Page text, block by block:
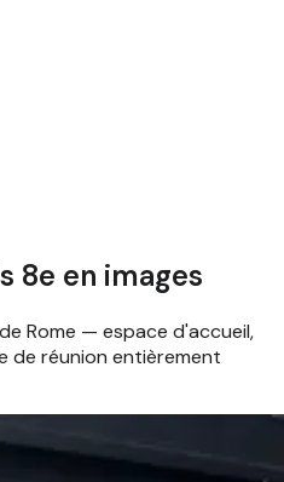
8e en images
Rome — espace d'accueil,
de réunion entièrement